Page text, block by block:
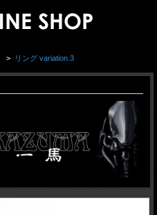
> リング variation.3